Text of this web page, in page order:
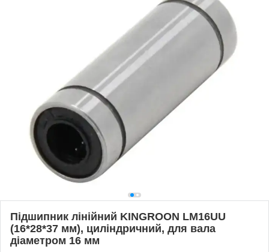
Підшипник лінійний KINGROON LM16UU
(16*28*37 мм), циліндричний, для вала
діаметром 16 мм